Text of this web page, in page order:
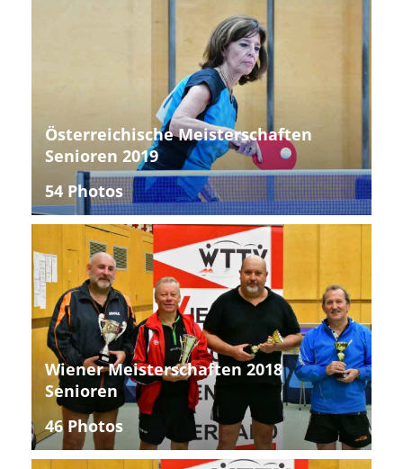
Österreichische Meisterschaften
Senioren 2019
54 Photos
Wiener Meisterschaften 2018
Senioren
46 Photos